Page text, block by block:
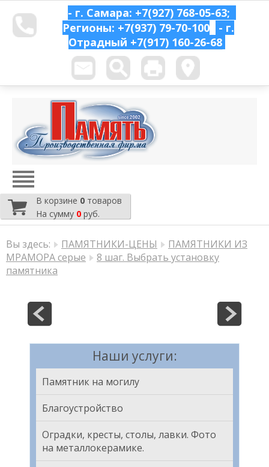
- г. Самара: +7(927) 768-05-63;
Регионы: +7(937) 79-70-100
- г.
Отрадный +7(917) 160-26-68
В корзине 0 товаров
На сумму 0 руб.
Вы здесь: ПАМЯТНИКИ-ЦЕНЫ
ПАМЯТНИКИ ИЗ
МРАМОРА серые
8 шаг. Выбрать установку
памятника
Наши услуги:
Памятник на могилу
Благоустройство
Оградки, кресты, столы, лавки. Фото
на металлокерамике.